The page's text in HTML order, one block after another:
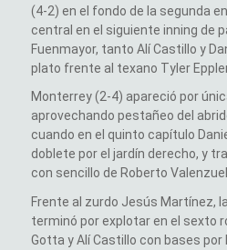
(4-2) en el fondo de la segunda
central en el siguiente inning de
Fuenmayor, tanto Alí Castillo y
plato frente al texano Tyler
Monterrey (2-4) apareció por
aprovechando pestañeo del
cuando en el quinto capítulo
doblete por el jardín derecho, y
con sencillo de Roberto
Frente al zurdo Jesús Martínez,
terminó por explotar en el sexto
Gotta y Alí Castillo con bases